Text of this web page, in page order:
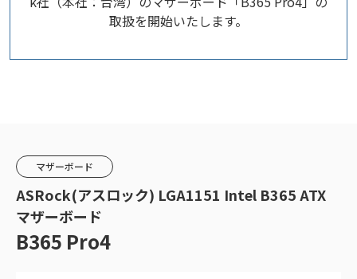
取扱を開始いたします。
マザーボード
ASRock(アスロック) LGA1151 Intel B365 ATX
マザーボード
B365 Pro4